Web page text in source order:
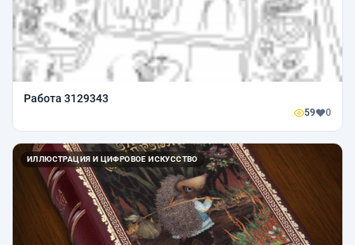
Работа 3129343
59 0
ИЛЛЮСТРАЦИЯ И ЦИФРОВОЕ ИСКУССТВО